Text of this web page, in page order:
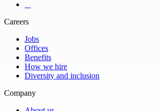
Careers
Jobs
Offices
Benefits
How we hire
Diversity and inclusion
Company